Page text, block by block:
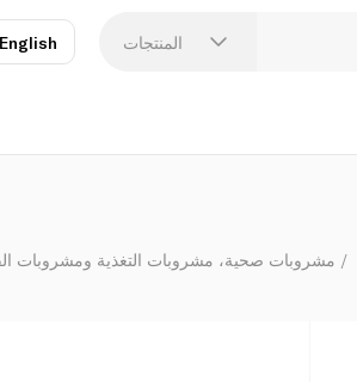
المنتجات
مشروبات صحية، مشروبات التغذية ومشروبات